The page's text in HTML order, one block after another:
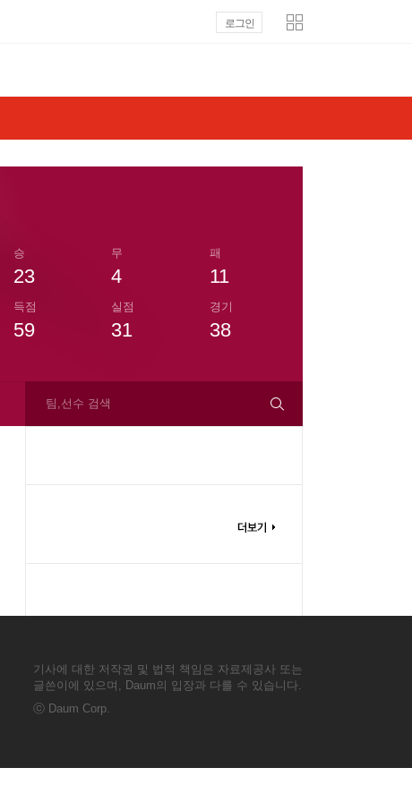
로그인
승
23
무
4
패
11
득점
59
실점
31
경기
38
팀,선수 검색
기사에 대한 저작권 및 법적 책임은 자료제공사 또는
글쓴이에 있으며, Daum의 입장과 다를 수 있습니다.
ⓒ Daum Corp.